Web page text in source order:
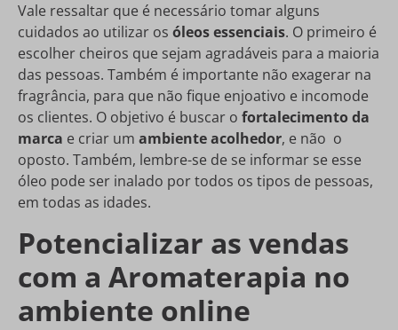
Vale ressaltar que é necessário tomar alguns
cuidados ao utilizar os óleos essenciais. O primeiro é
escolher cheiros que sejam agradáveis para a maioria
das pessoas. Também é importante não exagerar na
fragrância, para que não fique enjoativo e incomode
os clientes. O objetivo é buscar o fortalecimento da
marca e criar um ambiente acolhedor, e não o
oposto. Também, lembre-se de se informar se esse
óleo pode ser inalado por todos os tipos de pessoas,
em todas as idades.
Potencializar as vendas
com a Aromaterapia no
ambiente online